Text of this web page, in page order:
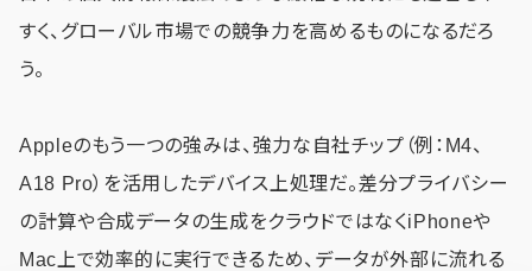
すく、グローバル市場での競争力を高めるものになるだろ
う。
Appleのもう一つの強みは、強力な自社チップ（例：M4、
A18 Pro）を活用したデバイス上処理だ。差分プライバシー
の計算や合成データの生成をクラウドではなくiPhoneや
Mac上で効率的に実行できるため、データが外部に流れる